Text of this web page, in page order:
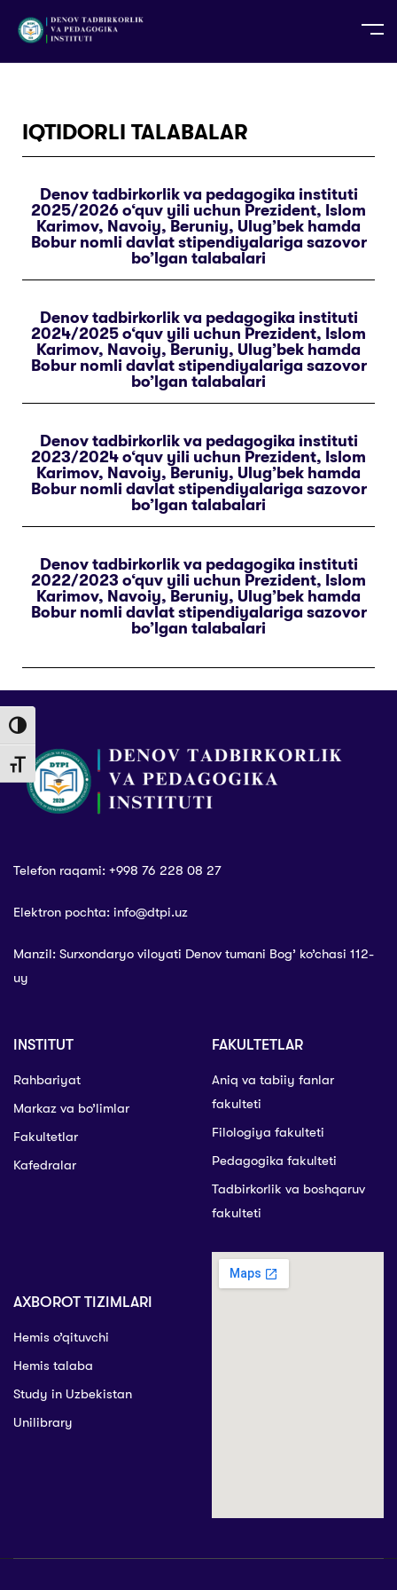
Toggle High Contrast
Toggle Font size
TG TR
IQTIDORLI TALABALAR
Denov tadbirkorlik va pedagogika instituti
2025/2026 o‘quv yili uchun Prezident, Islom
Karimov, Navoiy, Beruniy, Ulug’bek hamda
Bobur nomli davlat stipendiyalariga sazovor
bo’lgan talabalari
Denov tadbirkorlik va pedagogika instituti
2024/2025 o‘quv yili uchun Prezident, Islom
Karimov, Navoiy, Beruniy, Ulug’bek hamda
Bobur nomli davlat stipendiyalariga sazovor
bo’lgan talabalari
Denov tadbirkorlik va pedagogika instituti
2023/2024 o‘quv yili uchun Prezident, Islom
Karimov, Navoiy, Beruniy, Ulug’bek hamda
Bobur nomli davlat stipendiyalariga sazovor
bo’lgan talabalari
Denov tadbirkorlik va pedagogika instituti
2022/2023 o‘quv yili uchun Prezident, Islom
Karimov, Navoiy, Beruniy, Ulug’bek hamda
Bobur nomli davlat stipendiyalariga sazovor
bo’lgan talabalari
Telefon raqami: +998 76 228 08 27
Elektron pochta: info@dtpi.uz
Manzil: Surxondaryo viloyati Denov tumani Bog’ ko’chasi 112-
uy
INSTITUT
Rahbariyat
Markaz va bo’limlar
Fakultetlar
Kafedralar
FAKULTETLAR
Aniq va tabiiy fanlar
fakulteti
Filologiya fakulteti
Pedagogika fakulteti
Tadbirkorlik va boshqaruv
fakulteti
AXBOROT TIZIMLARI
Hemis o’qituvchi
Hemis talaba
Study in Uzbekistan
Unilibrary